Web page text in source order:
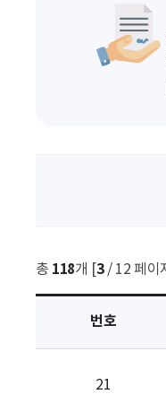
총 118개 [3/ 12 페이
번호
21